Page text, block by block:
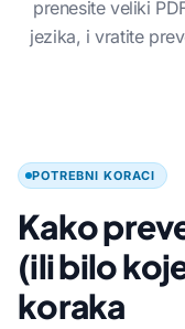
prenesite veliki
jezika, i vratite
POTREBNI KORACI
Kako
(ili bilo
koraka